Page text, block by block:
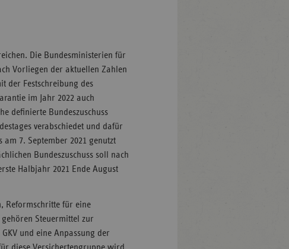
Die Bundesministerien für
Vorliegen der aktuellen Zahlen
der Festschreibung des
im Jahr 2022 auch
definierte Bundeszuschuss
verabschiedet und dafür
am 7. September 2021 genutzt
Bundeszuschuss soll nach
Halbjahr 2021 Ende August
Reformschritte für eine
Steuermittel zur
und eine Anpassung der